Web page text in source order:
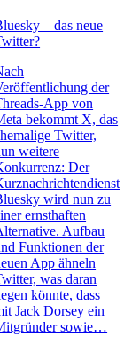
– das neue
der
App von
bekommt X, das
Twitter,
weitere
Der
wird nun zu
ernsthaften
Aufbau
Funktionen der
App ähneln
was daran
könnte, dass
Jack Dorsey ein
sowie…